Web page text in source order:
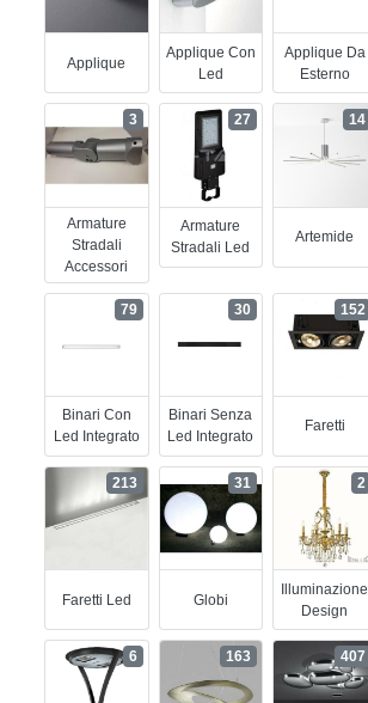
Applique
Applique Con
Led
Applique Da
Esterno
Armature
Stradali
Accessori
3
Armature
Stradali Led
27
Artemide
14
Binari Con
Led Integrato
79
Binari Senza
Led Integrato
30
Faretti
152
Faretti Led
213
Globi
31
Illuminazione
Design
2
6 163 407